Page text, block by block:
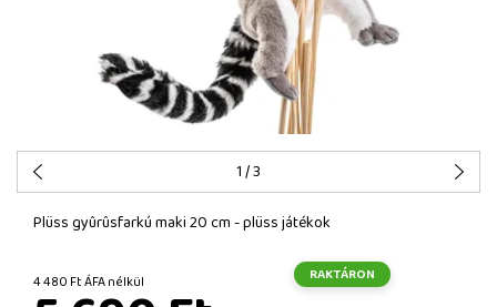
1/ 3
Plüss gyûrûsfarkú maki 20 cm - plüss játékok
4 480 Ft ÁFA nélkül RAKTÁRON